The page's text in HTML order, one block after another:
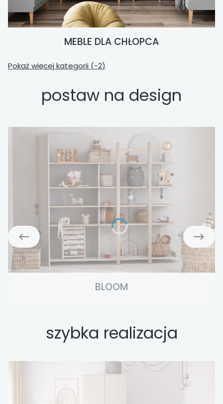
MEBLE DLA CHŁOPCA
Pokaż więcej kategorii (-2)
postaw na design
BLOOM
szybka realizacja